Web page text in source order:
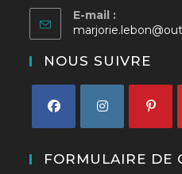
E-mail :
NOUS SUIVRE
dans
dans
dans
FORMULAIRE DE